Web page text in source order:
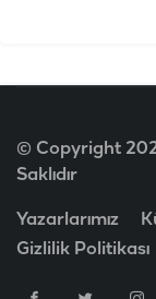
© Copyright
Saklıdır
Yazarlarımız
Gizlilik Politikası